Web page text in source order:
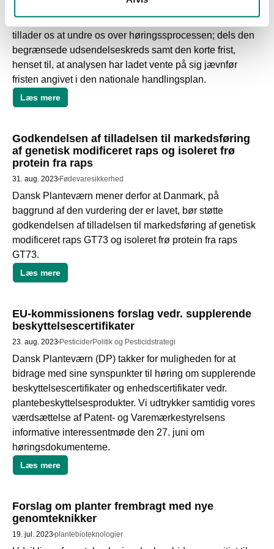
om muligheder for øget præcisionsteknologi ved brug af
sprøjtemidler”. Vi har set frem til at modtage analysen og
tillader os at undre os over høringssprocessen; dels den
begrænsede udsendelseskreds samt den korte frist,
henset til, at analysen har ladet vente på sig jævnfør
fristen angivet i den nationale handlingsplan.
Læs mere
Godkendelsen af tilladelsen til markedsføring
af genetisk modificeret raps og isoleret frø
protein fra raps
31. aug. 2023 Fødevaresikkerhed
Dansk Planteværn mener derfor at Danmark, på
baggrund af den vurdering der er lavet, bør støtte
godkendelsen af tilladelsen til markedsføring af genetisk
modificeret raps GT73 og isoleret frø protein fra raps
GT73.
Læs mere
EU-kommissionens forslag vedr. supplerende
beskyttelsescertifikater
23. aug. 2023 PesticiderPolitik og Pesticidstrategi
Dansk Planteværn (DP) takker for muligheden for at
bidrage med sine synspunkter til høring om supplerende
beskyttelsescertifikater og enhedscertifikater vedr.
plantebeskyttelsesprodukter. Vi udtrykker samtidig vores
værdsættelse af Patent- og Varemærkestyrelsens
informative interessentmøde den 27. juni om
høringsdokumenterne.
Læs mere
Forslag om planter frembragt med nye
genomteknikker
19. jul. 2023plantebioteknologier